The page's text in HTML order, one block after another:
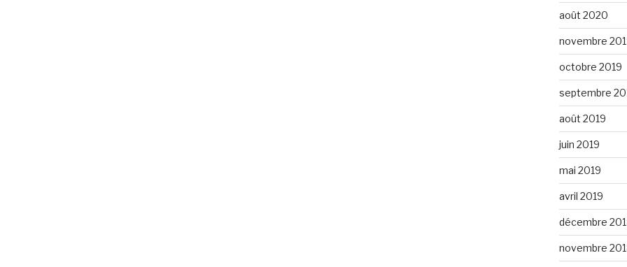
août 2020
novembre
octobre 2019
septembre
août 2019
juin 2019
mai 2019
avril 2019
décembre
novembre